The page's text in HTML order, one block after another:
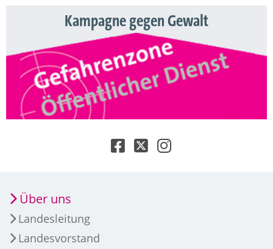
Kampagne gegen Gewalt
Über uns
Landesleitung
Landesvorstand